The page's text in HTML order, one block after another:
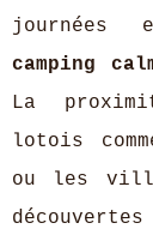
journées
camping
La
lotois
ou les